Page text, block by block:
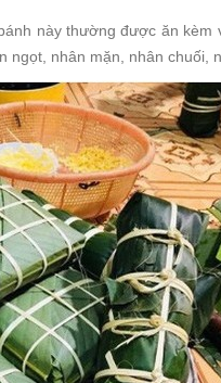
này thường được ăn
nhân mặn, nhân chuối,